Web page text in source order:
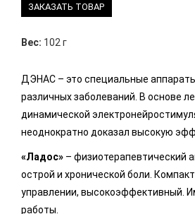
ЗАКАЗАТЬ ТОВАР
Вес: 102 г
ДЭНАС – это специальные
различных заболеваний. В основе
динамической
неоднократно доказал высокую
«Ладос» – физиотерапевтический
острой и хронической боли.
управлении, высокоэффективный.
работы.